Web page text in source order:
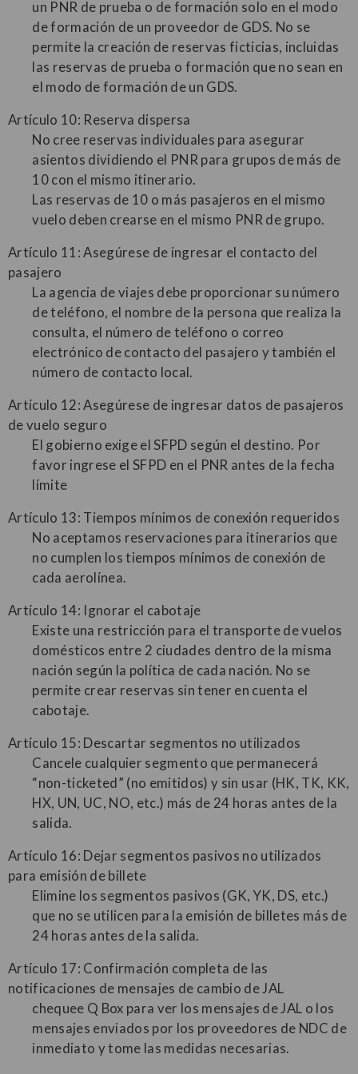
un PNR de prueba o de formación solo en el modo
de formación de un proveedor de GDS. No se
permite la creación de reservas ficticias, incluidas
las reservas de prueba o formación que no sean en
el modo de formación de un GDS.
Artículo 10: Reserva dispersa
No cree reservas individuales para asegurar
asientos dividiendo el PNR para grupos de más de
10 con el mismo itinerario.
Las reservas de 10 o más pasajeros en el mismo
vuelo deben crearse en el mismo PNR de grupo.
Artículo 11: Asegúrese de ingresar el contacto del
pasajero
La agencia de viajes debe proporcionar su número
de teléfono, el nombre de la persona que realiza la
consulta, el número de teléfono o correo
electrónico de contacto del pasajero y también el
número de contacto local.
Artículo 12: Asegúrese de ingresar datos de pasajeros
de vuelo seguro
El gobierno exige el SFPD según el destino. Por
favor ingrese el SFPD en el PNR antes de la fecha
límite
Artículo 13: Tiempos mínimos de conexión requeridos
No aceptamos reservaciones para itinerarios que
no cumplen los tiempos mínimos de conexión de
cada aerolínea.
Artículo 14: Ignorar el cabotaje
Existe una restricción para el transporte de vuelos
domésticos entre 2 ciudades dentro de la misma
nación según la política de cada nación. No se
permite crear reservas sin tener en cuenta el
cabotaje.
Artículo 15: Descartar segmentos no utilizados
Cancele cualquier segmento que permanecerá
“non-ticketed” (no emitidos) y sin usar (HK, TK, KK,
HX, UN, UC, NO, etc.) más de 24 horas antes de la
salida.
Artículo 16: Dejar segmentos pasivos no utilizados
para emisión de billete
Elimine los segmentos pasivos (GK, YK, DS, etc.)
que no se utilicen para la emisión de billetes más de
24 horas antes de la salida.
Artículo 17: Confirmación completa de las
notificaciones de mensajes de cambio de JAL
chequee Q Box para ver los mensajes de JAL o los
mensajes enviados por los proveedores de NDC de
inmediato y tome las medidas necesarias.